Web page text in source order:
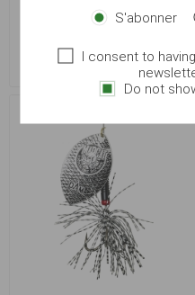
Fluo Green 55g
€ 7,79
S'abonner
I consent to
Do not